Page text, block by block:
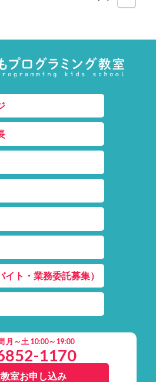
イト・業務委託募集）
月～土 10:00～19:00
1170
室お申し込み